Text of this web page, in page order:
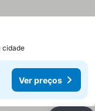
cidade
Ver preços